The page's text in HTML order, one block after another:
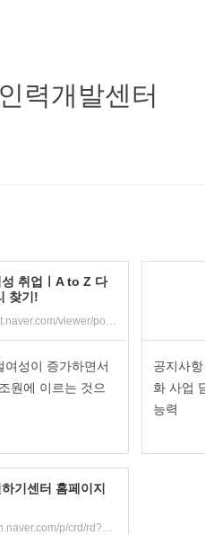
력개발센터
취업ㅣA to Z 다
찾기!
https://m.post.naver.com/viewer/postView.nhn?volumeNo=17929564&memberNo=1957461&searchKeyword=%EA%B2%BD%EB%A0%A5%EB%8B%A8%EC%A0%88%EC%97%AC%EC%84%B1&searchRank=3
성이 증가하면서
원에 이르는 것으
공지사
화 사업
능력
기센터 홈페이지
https://search.naver.com/p/crd/rd?m=1&px=115&py=937&sx=115&sy=137&p=U4VXzspySDCssbnituKssssstBo-337766&q=%B0%E6%B7%C2%B4%DC%C0%FD%BF%A9%BC%BA+%C1%F6%BF%F8&ssc=tab.nx.all&f=nexearch&w=nexearch&s=DsgKZHrK+RSvpJZ/8/pFQg==&time=1552625429710&a=web_all*w.tit&r=1&i=a00000fa_17d5a894ad760f2fd04a6295&u=http